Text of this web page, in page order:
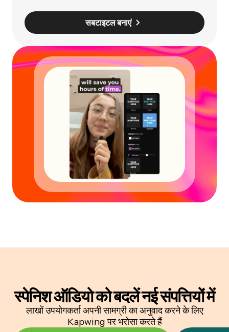
सबटाइटल बनाएं
स्पेनिश ऑडियो को बदलेंनई संपत्तियों में
लाखों उपयोगकर्ता अपनी सामग्री का अनुवाद करने के लिए
Kapwing पर भरोसा करते हैं